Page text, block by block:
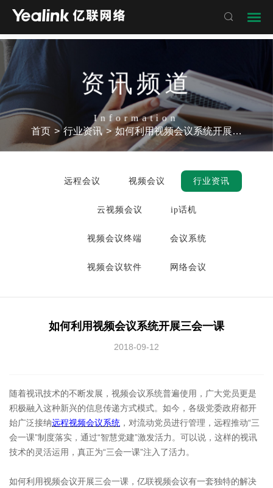

资讯频道
Information
首页 > 行业资讯 > 如何利用视频会议系统开展三会一课
远程会议 视频会议 行业资讯
云视频会议 ip话机
视频会议终端 会议系统
视频会议软件 网络会议
如何利用视频会议系统开展三会一课
2018-09-12
随着视讯技术的不断发展，视频会议系统普遍使用，广大党员更是
积极融入这种新兴的信息传递方式模式。如今，各级党委政府都开
始广泛接纳远程视频会议系统 ，对流动党员进行管理，远程推动“三
会一课”制度落实，通过“智慧党建”激发活力。可以说，这样的视讯
技术的灵活运用，真正为“三会一课”注入了活力。
如何利用视频会议开展三会一课，亿联视频会议有一套独特的解决